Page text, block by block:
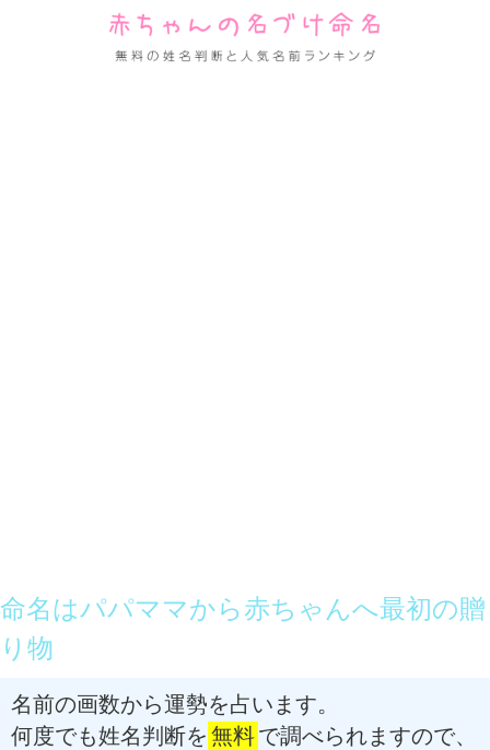
命名はパパママから赤ちゃんへ最初の贈
り物
名前の画数から運勢を占います。
何度でも姓名判断を 無料で調べられますので、